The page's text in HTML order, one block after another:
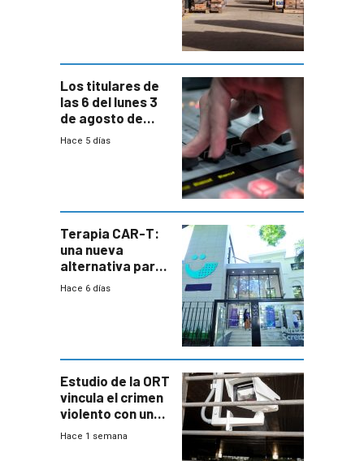
Los titulares de
las 6 del lunes 3
de agosto de
2026
Hace 5 días
Terapia CAR-T:
una nueva
alternativa para
niños y
Hace 6 días
Estudio de la ORT
vincula el crimen
violento con una
menor creación
Hace 1 semana